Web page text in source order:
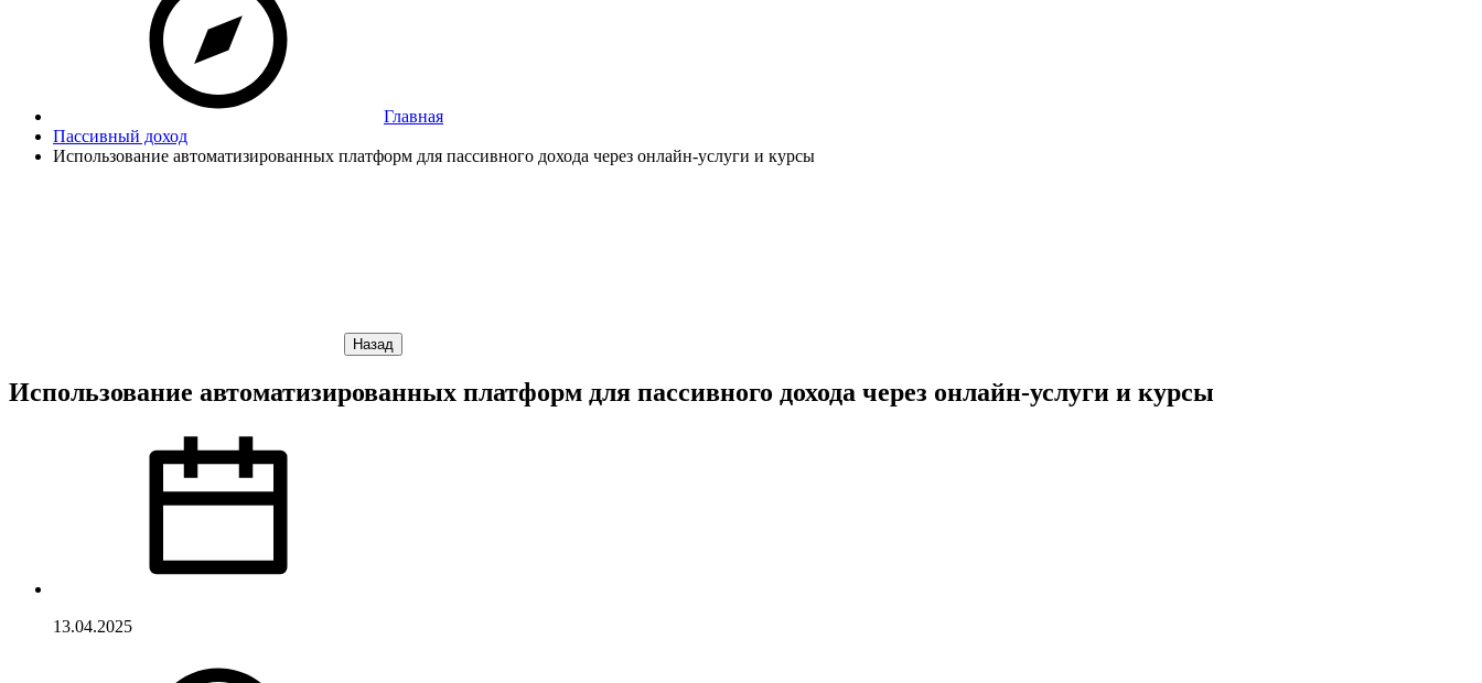
Главная
Пассивный доход
Использование автоматизированных платформ для пассивного дохода через онлайн-услуги и курсы
Назад
Использование автоматизированных платформ для пассивного дохода через онлайн-услуги и курсы
13.04.2025